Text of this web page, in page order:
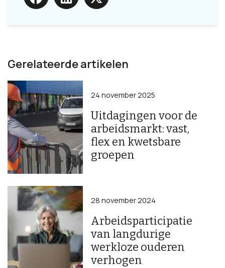
Gerelateerde artikelen
Uitdagingen voor de
arbeidsmarkt: vast,
flex en kwetsbare
groepen
24 november 2025
Arbeidsparticipatie
van langdurige
werkloze ouderen
verhogen
28 november 2024